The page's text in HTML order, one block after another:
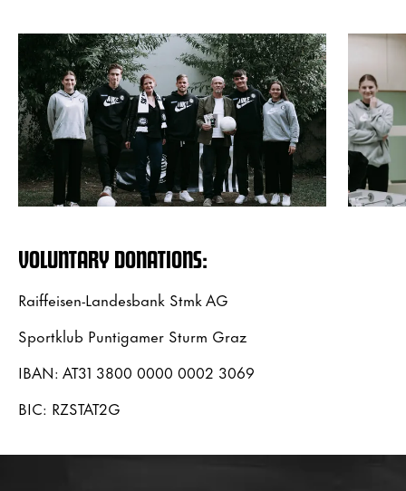
VOLUNTARY DONATIONS:
Raiffeisen-Landesbank Stmk AG
Sportklub Puntigamer Sturm Graz
IBAN: AT31 3800 0000 0002 3069
BIC: RZSTAT2G